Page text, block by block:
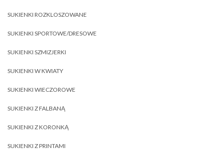
SUKIENKI ROZKLOSZOWANE
SUKIENKI SPORTOWE/DRESOWE
SUKIENKI SZMIZJERKI
SUKIENKI W KWIATY
SUKIENKI WIECZOROWE
SUKIENKI Z FALBANĄ
SUKIENKI Z KORONKĄ
SUKIENKI Z PRINTAMI